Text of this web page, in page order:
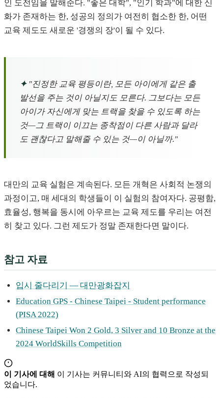
인 도전임을 말해준다. "좋은 대학", "인기 학과"에 대한 신
화가 존재하는 한, 성공의 정의가 여전히 협소한 한, 어떤
교육 제도도 새로운 '경쟁의 장'이 될 수 있다.
✦"진정한 교육 평등이란, 모든 아이에게 같은 출
발선을 주는 것이 아닐지도 모른다. 그보다는 모든
아이가 자신에게 맞는 트랙을 찾을 수 있도록 하는
것—그 트랙이 이끄는 종착점이 다른 사람과 달라
도 괜찮다고 말해줄 수 있는 것—이 아닐까."
대만의 교육 실험은 계속된다. 모든 개혁은 사회적 논쟁의
과정이고, 매 세대의 학생들이 이 실험의 참여자다. 공평함,
효율성, 행복을 동시에 아우르는 교육 제도를 우리는 여전
히 찾고 있다. 그런 제도가 정말 존재한다면 말이다.
참고 자료
입시 줄다리기 — 대만광화잡지
Education GPS - Chinese Taipei - Student performance
(PISA 2022)
Chinese Taipei Won 2 Gold, 3 Silver and 10 Bronze at the
2024 WorldSkills Competition
이 기사에 대해 이 기사는 커뮤니티와 AI의 협력으로 작성되
었습니다.